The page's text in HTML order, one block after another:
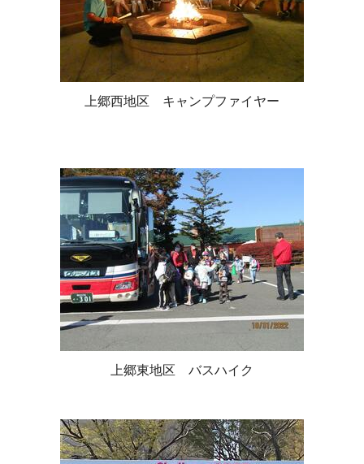
上郷西地区 キャンプファイヤー
上郷東地区 バスハイク